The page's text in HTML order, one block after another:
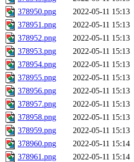
378950.png
2022-05-11 15:13
378951.png
2022-05-11 15:13
378952.png
2022-05-11 15:13
378953.png
2022-05-11 15:13
378954.png
2022-05-11 15:13
378955.png
2022-05-11 15:13
378956.png
2022-05-11 15:13
378957.png
2022-05-11 15:13
378958.png
2022-05-11 15:13
378959.png
2022-05-11 15:13
378960.png
2022-05-11 15:14
378961.png
2022-05-11 15:14